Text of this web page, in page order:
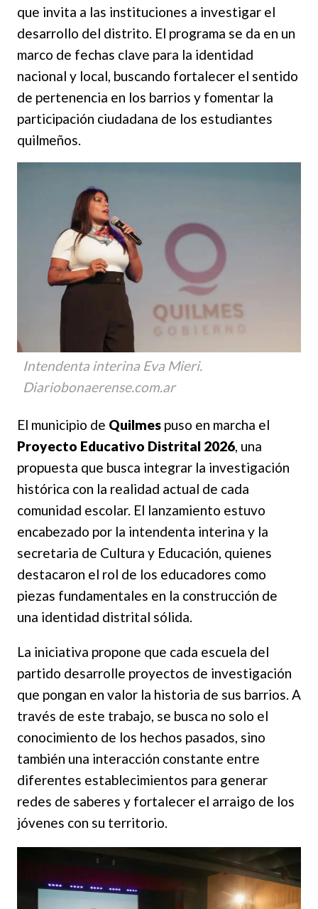
que invita a las instituciones a investigar el
desarrollo del distrito. El programa se da en un
marco de fechas clave para la identidad
nacional y local, buscando fortalecer el sentido
de pertenencia en los barrios y fomentar la
participación ciudadana de los estudiantes
quilmeños.
Intendenta interina Eva Mieri.
Diariobonaerense.com.ar
El municipio de Quilmes puso en marcha el
Proyecto Educativo Distrital 2026, una
propuesta que busca integrar la investigación
histórica con la realidad actual de cada
comunidad escolar. El lanzamiento estuvo
encabezado por la intendenta interina y la
secretaria de Cultura y Educación, quienes
destacaron el rol de los educadores como
piezas fundamentales en la construcción de
una identidad distrital sólida.
La iniciativa propone que cada escuela del
partido desarrolle proyectos de investigación
que pongan en valor la historia de sus barrios. A
través de este trabajo, se busca no solo el
conocimiento de los hechos pasados, sino
también una interacción constante entre
diferentes establecimientos para generar
redes de saberes y fortalecer el arraigo de los
jóvenes con su territorio.